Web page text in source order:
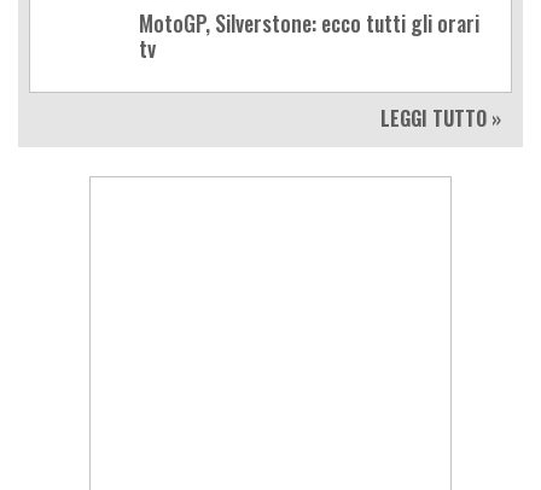
MotoGP, Silverstone: ecco tutti gli orari
tv
LEGGI TUTTO »